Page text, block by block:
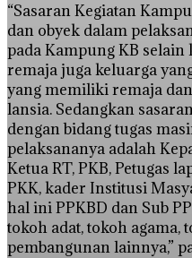
“Sasaran Kegiatan
dan obyek dalam
pada Kampung KB selain
remaja juga keluarga
yang memiliki remaja
lansia. Sedangkan
dengan bidang tugas
pelaksananya adalah
Ketua RT, PKB, Petugas
PKK, kader Institusi
hal ini PPKBD dan Sub
tokoh adat, tokoh agama,
pembangunan lainnya,”